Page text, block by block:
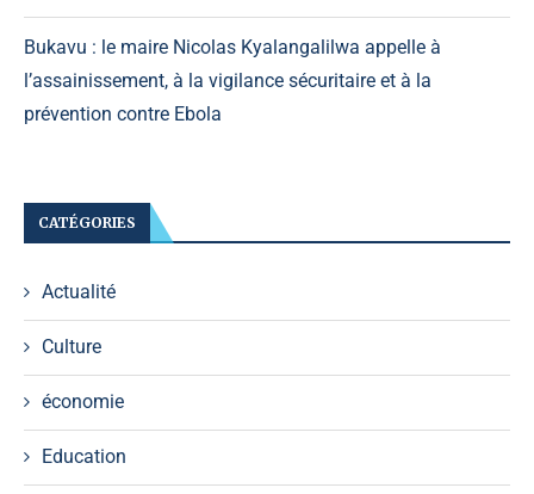
Bukavu : le maire Nicolas Kyalangalilwa appelle à
l’assainissement, à la vigilance sécuritaire et à la
prévention contre Ebola
CATÉGORIES
Actualité
Culture
économie
Education